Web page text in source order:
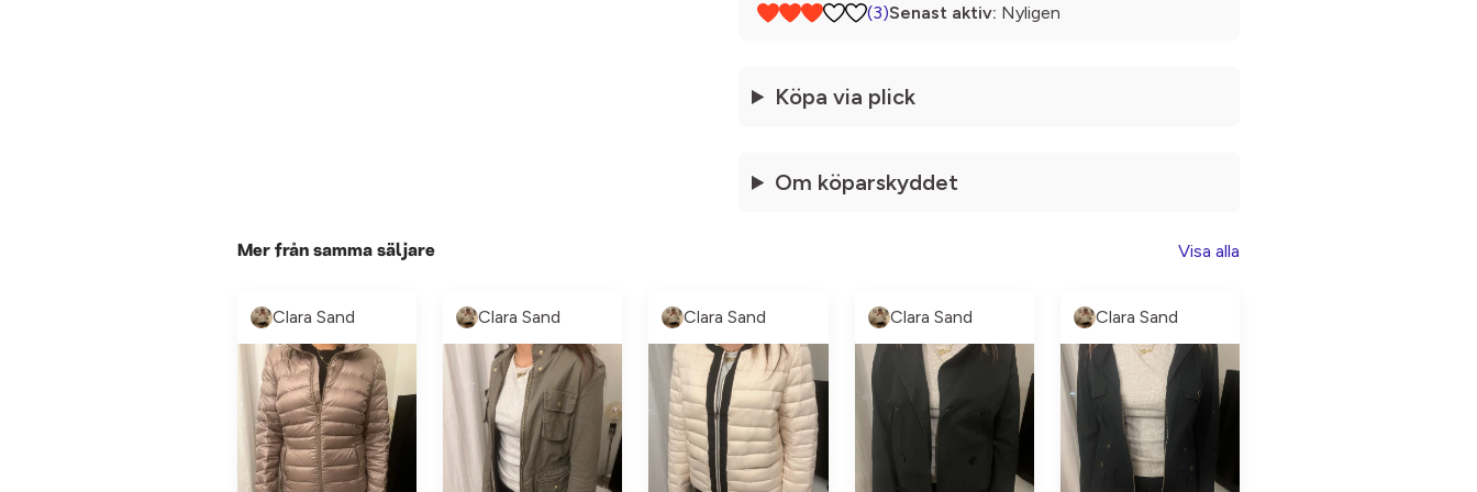
(3)Senast aktiv: Nyligen
Köpa via plick
Om köparskyddet
Mer från samma säljare Visa alla
Clara Sand Clara Sand Clara Sand Clara Sand Clara Sand